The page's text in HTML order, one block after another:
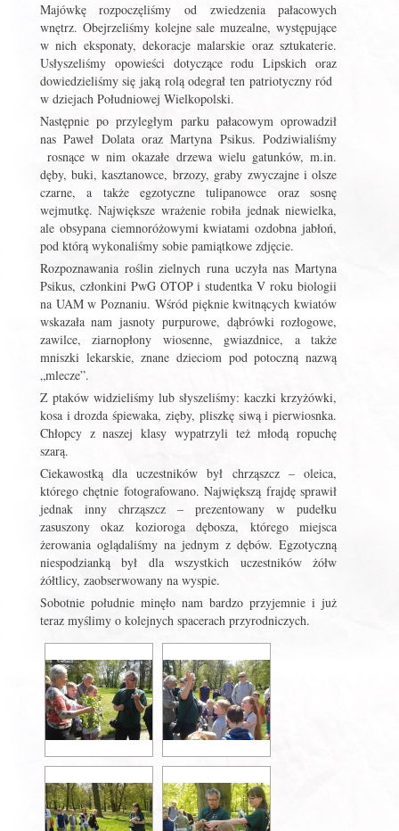
Majówkę rozpoczęliśmy od zwiedzenia pałacowych
wnętrz. Obejrzeliśmy kolejne sale muzealne, występujące
w nich eksponaty, dekoracje malarskie oraz sztukaterie.
Usłyszeliśmy opowieści dotyczące rodu Lipskich oraz
dowiedzieliśmy się jaką rolą odegrał ten patriotyczny ród
w dziejach Południowej Wielkopolski.
Następnie po przyległym parku pałacowym oprowadził
nas Paweł Dolata oraz Martyna Psikus. Podziwialiśmy
rosnące w nim okazałe drzewa wielu gatunków, m.in.
dęby, buki, kasztanowce, brzozy, graby zwyczajne i olsze
czarne, a także egzotyczne tulipanowce oraz sosnę
wejmutkę. Największe wrażenie robiła jednak niewielka,
ale obsypana ciemnoróżowymi kwiatami ozdobna jabłoń,
pod którą wykonaliśmy sobie pamiątkowe zdjęcie.
Rozpoznawania roślin zielnych runa uczyła nas Martyna
Psikus, członkini PwG OTOP i studentka V roku biologii
na UAM w Poznaniu. Wśród pięknie kwitnących kwiatów
wskazała nam jasnoty purpurowe, dąbrówki rozłogowe,
zawilce, ziarnopłony wiosenne, gwiazdnice, a także
mniszki lekarskie, znane dzieciom pod potoczną nazwą
„mlecze”.
Z ptaków widzieliśmy lub słyszeliśmy: kaczki krzyżówki,
kosa i drozda śpiewaka, zięby, pliszkę siwą i pierwiosnka.
Chłopcy z naszej klasy wypatrzyli też młodą ropuchę
szarą.
Ciekawostką dla uczestników był chrząszcz – oleica,
którego chętnie fotografowano. Największą frajdę sprawił
jednak inny chrząszcz – prezentowany w pudełku
zasuszony okaz kozioroga dębosza, którego miejsca
żerowania oglądaliśmy na jednym z dębów. Egzotyczną
niespodzianką był dla wszystkich uczestników żółw
żółtlicy, zaobserwowany na wyspie.
Sobotnie południe minęło nam bardzo przyjemnie i już
teraz myślimy o kolejnych spacerach przyrodniczych.